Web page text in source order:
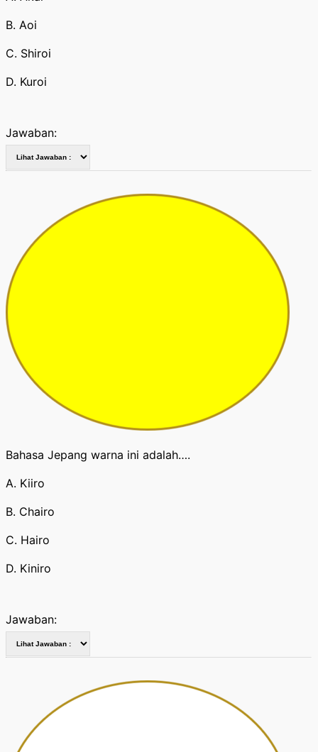
B. Aoi
C. Shiroi
D. Kuroi
Jawaban:
Bahasa Jepang warna ini adalah….
A. Kiiro
B. Chairo
C. Hairo
D. Kiniro
Jawaban: